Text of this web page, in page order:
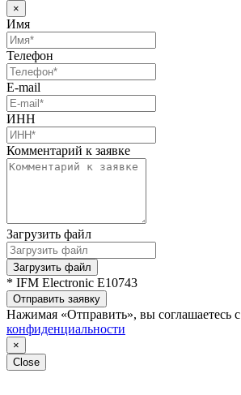
×
Имя
Телефон
E-mail
ИНН
Комментарий к заявке
Загрузить файл
Загрузить файл
* IFM Electronic E10743
Отправить заявку
Нажимая «Отправить», вы соглашаетесь с
конфиденциальности
×
Close